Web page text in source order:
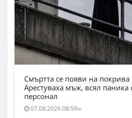
Смъртта се появи на
Арестуваха мъж, всял паника
персонал
07.08.2026 08:59ч.